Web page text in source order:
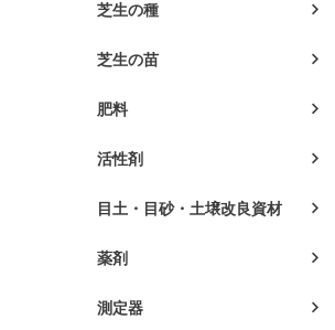
芝生の種
芝生の苗
肥料
活性剤
目土・目砂・土壌改良資材
薬剤
測定器